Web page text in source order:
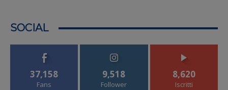
SOCIAL
37,158
Fans
9,518
Follower
8,620
Iscritti